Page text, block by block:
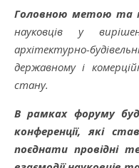
Головною метою та
науковців у
архітектурно-
державному і
стану.
В рамках форуму
конференції, які
поєднати провідні